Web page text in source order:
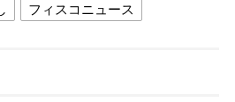
フィスコニュース